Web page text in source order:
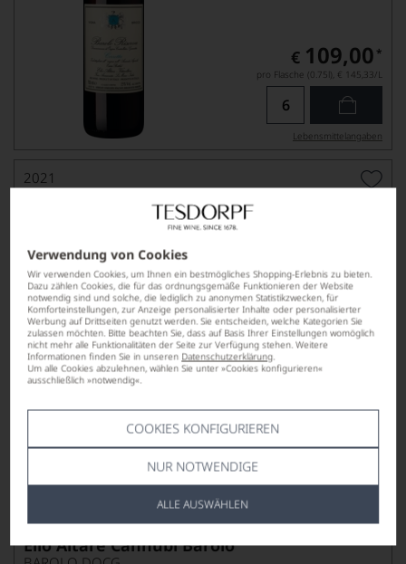
Verwendung von Cookies
Wir verwenden Cookies, um Ihnen ein bestmögliches Shopping-Erlebnis zu bieten.
Dazu zählen Cookies, die für das ordnungsgemäße Funktionieren der Website
notwendig sind und solche, die lediglich zu anonymen Statistikzwecken, für
Komforteinstellungen, zur Anzeige personalisierter Inhalte oder personalisierter
Werbung auf Drittseiten genutzt werden. Sie entscheiden, welche Kategorien Sie
zulassen möchten. Bitte beachten Sie, dass auf Basis Ihrer Einstellungen womöglich
nicht mehr alle Funktionalitäten der Seite zur Verfügung stehen. Weitere
Informationen finden Sie in unseren Datenschutzerklärung.
Um alle Cookies abzulehnen, wählen Sie unter »Cookies konfigurieren«
ausschließlich »notwendig«.
COOKIES KONFIGURIEREN
NUR NOTWENDIGE
ALLE AUSWÄHLEN
€ 109,00 *
pro Flasche (0.75l), € 145,33/L
Lebensmittel­angaben
2021
Elio Altare Barolo Cannubi
€189,00
pro Flasche (0.75l),
Lebensmittel­angaben
2020
Elio Altare Cannubi Barolo